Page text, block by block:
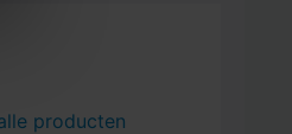
producten